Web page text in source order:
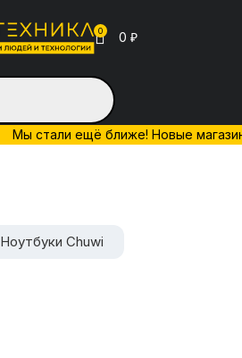
Мы стали ещё ближе! Новые
0 0 ₽
Ноутбуки Chuwi